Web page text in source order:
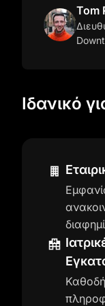
Tom
Ιδανικό